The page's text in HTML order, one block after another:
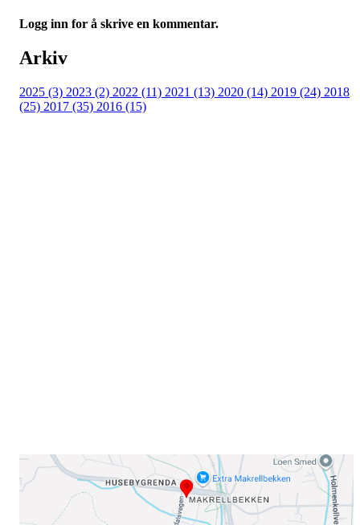
Logg inn for å skrive en kommentar.
Arkiv
2025 (3) 2023 (2) 2022 (11) 2021 (13) 2020 (14) 2019 (24) 2018
(25) 2017 (35) 2016 (15)